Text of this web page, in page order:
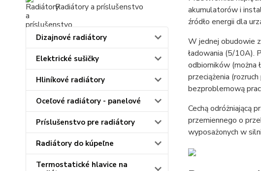
Radiátory a príslušenstvo
Dizajnové radiátory
Elektrické sušičky
Hliníkové radiátory
Oceľové radiátory - panelové
Príslušenstvo pre radiátory
Radiátory do kúpeľne
Termostatické hlavice na
akumulatorów i
źródło energii dla
W jednej obudowie
ładowania (5/10A).
odbiorników (można
przeciążenia
bezproblemową
Cechą odróżniającą
przemiennego o
wyposażonych w